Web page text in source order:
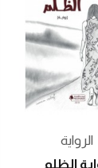
الرواية
الظلم